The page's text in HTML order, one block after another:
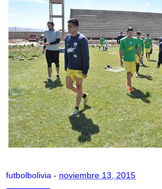
futbolbolivia - noviembre 13, 2015